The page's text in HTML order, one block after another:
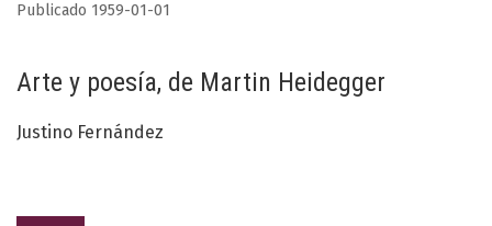
Arte y poesía, de Martin Heidegger
Publicado 1959-01-01
Justino Fernández